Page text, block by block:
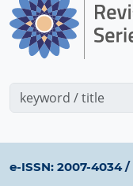
e-ISSN: 2007-4034/